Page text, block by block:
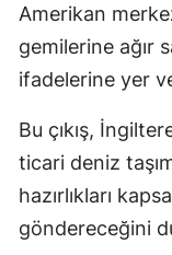
Amerikan
gemilerine ağır
ifadelerine yer
Bu çıkış,
ticari deniz
hazırlıkları
göndereceğini